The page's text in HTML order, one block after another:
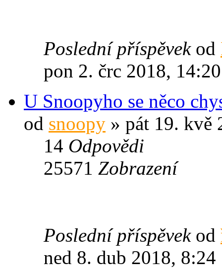
Poslední příspěvek od
pon 2. črc 2018, 14:20
U Snoopyho se něco
od snoopy » pát 19. kvě
14 Odpovědi
25571 Zobrazení
Poslední příspěvek od
ned 8. dub 2018, 8:24